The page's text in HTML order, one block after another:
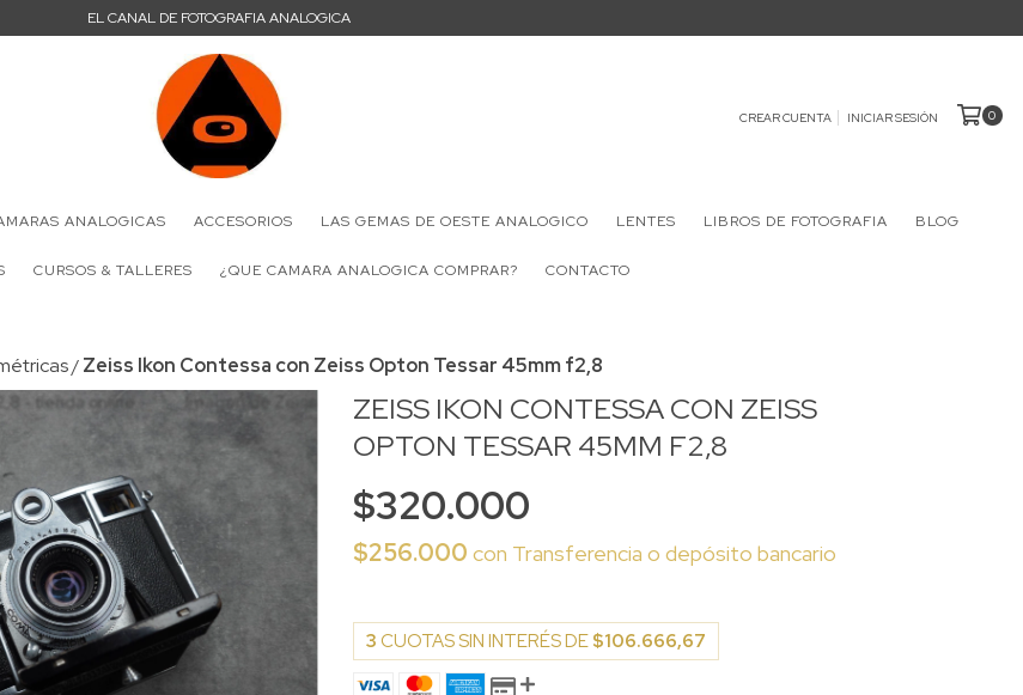
EL CANAL DE FOTOGRAFIA ANALOGICA
CREAR CUENTA INICIAR SESIÓN 0
ANALOGICAS ACCESORIOS LAS GEMAS DE OESTE ANALOGICO LENTES LIBROS DE FOTOGRAFIA BLOG
CURSOS & TALLERES ¿QUE CAMARA ANALOGICA COMPRAR? CONTACTO
/ Zeiss Ikon Contessa con Zeiss Opton Tessar 45mm f2,8
ZEISS IKON CONTESSA CON ZEISS
OPTON TESSAR 45MM F2,8
$320.000
$256.000con Transferencia o depósito bancario
3 CUOTAS SIN INTERÉS DE $106.666,67